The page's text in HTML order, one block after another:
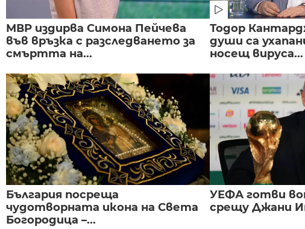
МВР издирва Симона Пейчева
във връзка с разследването за
смъртта на...
Тодор
души са
носещ вируса...
България посреща
чудотворната икона на Света
Богородица –...
УЕФА готви
срещу Джани